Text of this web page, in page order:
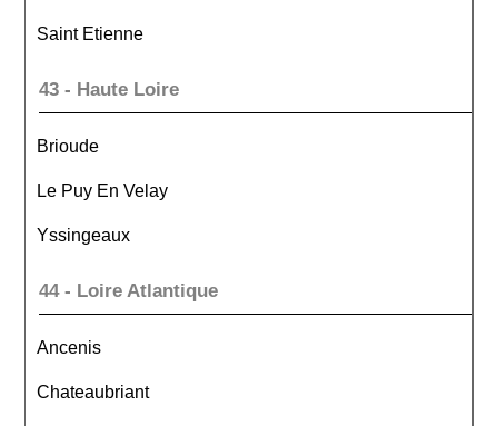
Saint Etienne
43 - Haute Loire
Brioude
Le Puy En Velay
Yssingeaux
44 - Loire Atlantique
Ancenis
Chateaubriant